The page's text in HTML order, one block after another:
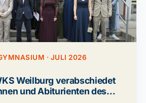
· JULI 2026
Weilburg verabschiedet
und Abiturienten des